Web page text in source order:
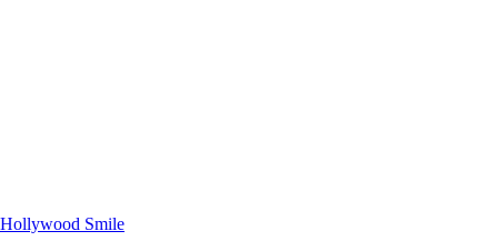
Hollywood Smile